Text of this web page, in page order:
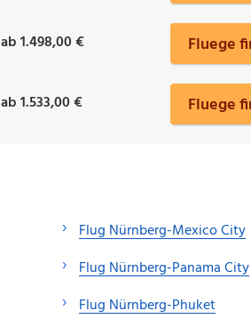
ab 1.498,00 € Fluege
ab 1.533,00 € Fluege
Flug Nürnberg-Mexico City
Flug Nürnberg-Panama City
Flug Nürnberg-Phuket